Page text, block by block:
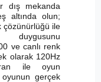
dış mekanda
altında olun;
çözünürlüğü ile
ve canlı renk
olarak 120Hz
ile oyun
gerçek